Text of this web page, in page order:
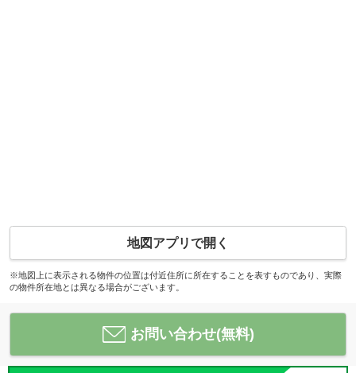
地図アプリで開く
※地図上に表示される物件の位置は付近住所に所在することを表すものであり、実際
の物件所在地とは異なる場合がございます。
お問い合わせ(無料)